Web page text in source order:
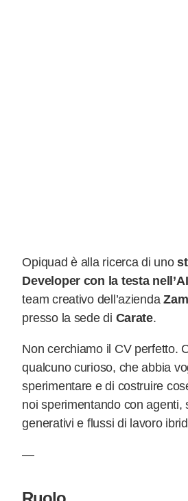
Opiquad è alla ricerca di uno
Developer con la testa nell’AI
team creativo dell’azienda
presso la sede di Carate.
Non cerchiamo il CV perfetto.
qualcuno curioso, che abbia
sperimentare e di costruire
noi sperimentando con agenti,
generativi e flussi di lavoro
—